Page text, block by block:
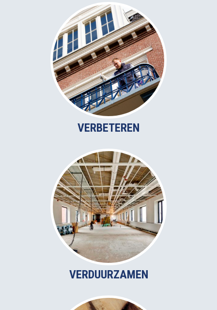
VERBETEREN
VERDUURZAMEN